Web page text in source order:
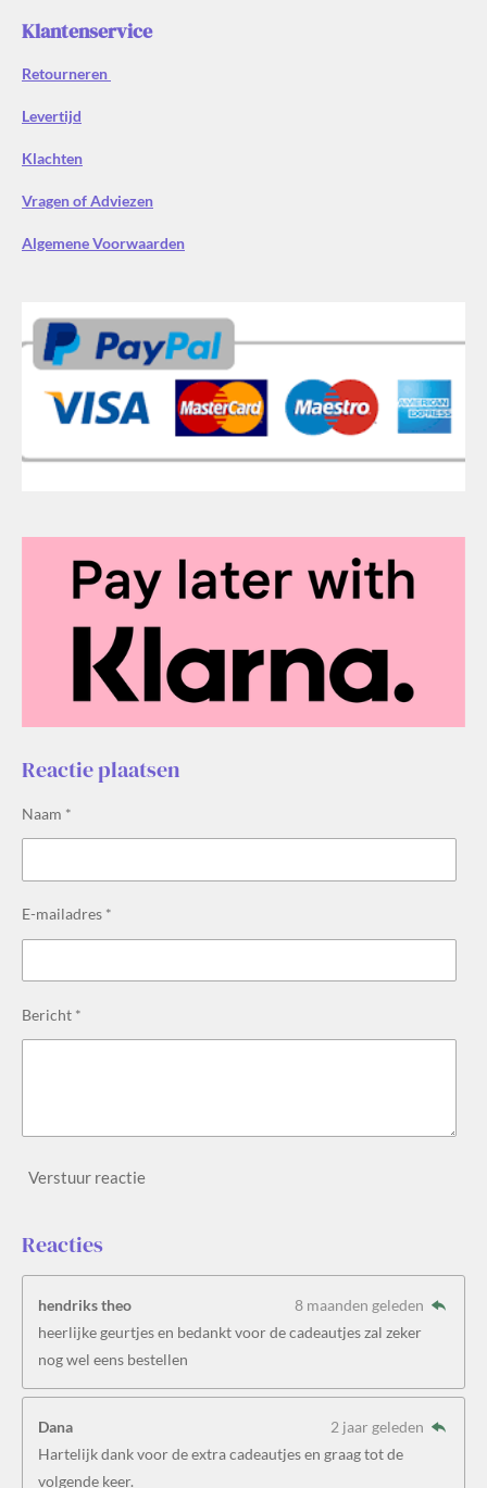
Klantenservice
Retourneren
Levertijd
Klachten
Vragen of Adviezen
Algemene Voorwaarden
Reactie plaatsen
Naam *
E-mailadres *
Bericht *
Verstuur reactie
Reacties
hendriks theo
8 maanden geleden
heerlijke geurtjes en bedankt voor de cadeautjes zal zeker
nog wel eens bestellen
Dana
2 jaar geleden
Hartelijk dank voor de extra cadeautjes en graag tot de
volgende keer.